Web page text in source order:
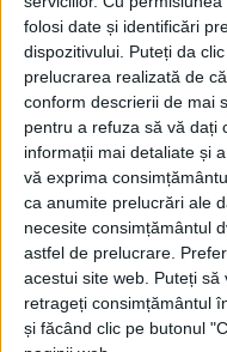
folosi date și identificări
dispozitivului. Puteți da
prelucrarea realizată de
conform descrierii de mai
pentru a refuza să vă dați
informații mai detaliate și
vă exprima
ca anumite prelucrări ale
necesite consimțământul
astfel de prelucrare.
acestui site web. Puteți
retrageți consimțământul
și făcând clic pe butonul
creezi o gamă variată
îmbrăcăminte
casă.
Investiția inițială într-
poate varia între
specificații și
semnificativ mai
multe alte tipuri de
opțiune accesibilă